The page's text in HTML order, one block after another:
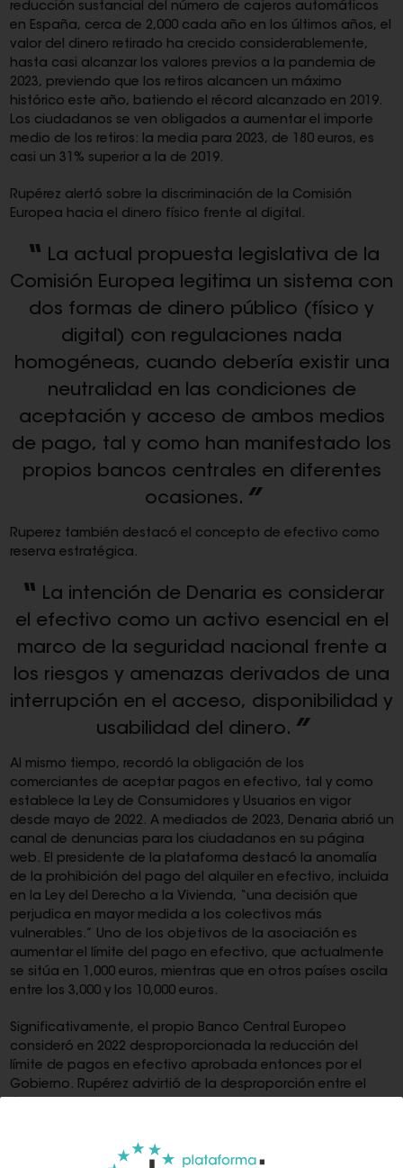
reducción sustancial del número de cajeros automáticos
en España, cerca de 2,000 cada año en los últimos años, el
valor del dinero retirado ha crecido considerablemente,
hasta casi alcanzar los valores previos a la pandemia de
2023, previendo que los retiros alcancen un máximo
histórico este año, batiendo el récord alcanzado en 2019.
Los ciudadanos se ven obligados a aumentar el importe
medio de los retiros: la media para 2023, de 180 euros, es
casi un 31% superior a la de 2019.
Rupérez alertó sobre la discriminación de la Comisión
Europea hacia el dinero físico frente al digital.
La actual propuesta legislativa de la
Comisión Europea legitima un sistema con
dos formas de dinero público (físico y
digital) con regulaciones nada
homogéneas, cuando debería existir una
neutralidad en las condiciones de
aceptación y acceso de ambos medios
de pago, tal y como han manifestado los
propios bancos centrales en diferentes
ocasiones.
Ruperez también destacó el concepto de efectivo como
reserva estratégica.
La intención de Denaria es considerar
el efectivo como un activo esencial en el
marco de la seguridad nacional frente a
los riesgos y amenazas derivados de una
interrupción en el acceso, disponibilidad y
usabilidad del dinero.
Al mismo tiempo, recordó la obligación de los
comerciantes de aceptar pagos en efectivo, tal y como
establece la Ley de Consumidores y Usuarios en vigor
desde mayo de 2022. A mediados de 2023, Denaria abrió un
canal de denuncias para los ciudadanos en su página
web. El presidente de la plataforma destacó la anomalía
de la prohibición del pago del alquiler en efectivo, incluida
en la Ley del Derecho a la Vivienda, “una decisión que
perjudica en mayor medida a los colectivos más
vulnerables.” Uno de los objetivos de la asociación es
aumentar el límite del pago en efectivo, que actualmente
se sitúa en 1,000 euros, mientras que en otros países oscila
entre los 3,000 y los 10,000 euros.
Significativamente, el propio Banco Central Europeo
consideró en 2022 desproporcionada la reducción del
límite de pagos en efectivo aprobada entonces por el
Gobierno. Rupérez advirtió de la desproporción entre el
propuesta de la Comisión Europea. Criticó la obsesión por
asociar el dinero en efectivo con el fraude porque la